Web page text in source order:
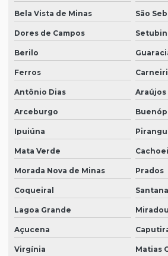
Bela Vista de Minas São
Dores de Campos
Berilo
Ferros
Antônio Dias Araújos
Arceburgo
Ipuiúna
Mata Verde
Morada Nova de Minas Prados
Coqueiral
Lagoa Grande
Açucena
Virgínia Matias